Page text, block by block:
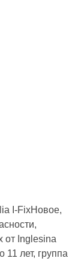
I-FixНовое,
от Inglesina
11 лет, группа